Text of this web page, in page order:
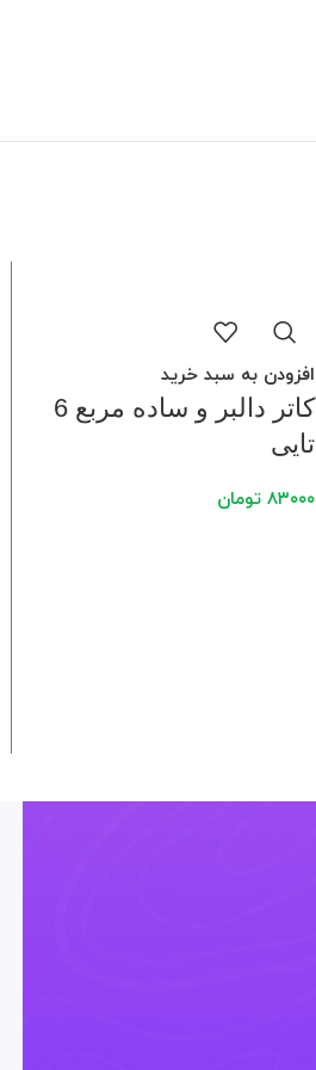
افزودن به سبد خرید
کاتر دالبر و ساده مربع 6
تایی
۸۳۰۰۰ تومان